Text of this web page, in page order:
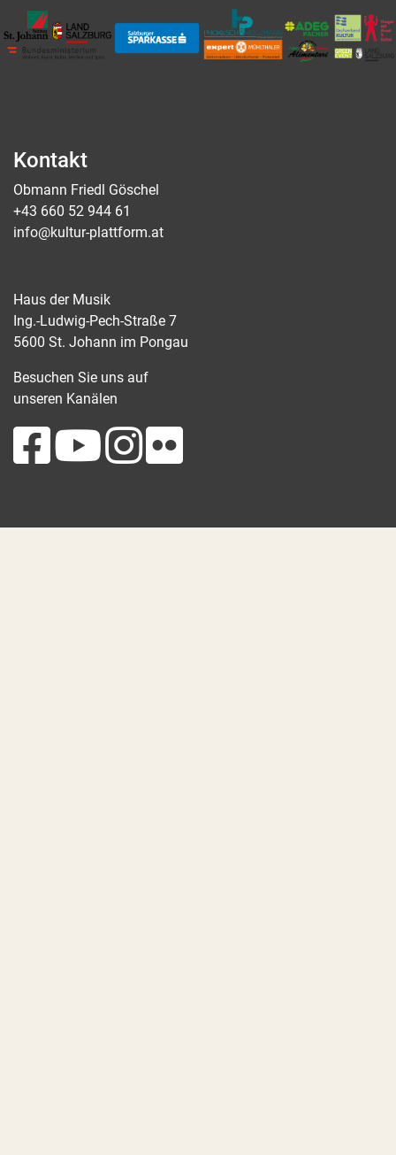
Kontakt
Obmann Friedl Göschel
+43 660 52 944 61
info@kultur-plattform.at
Haus der Musik
Ing.-Ludwig-Pech-Straße 7
5600 St. Johann im Pongau
Besuchen Sie uns auf
unseren Kanälen